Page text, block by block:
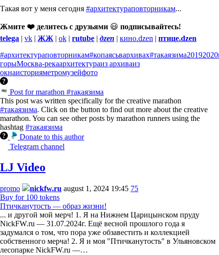
Такая вот у меня сегодня #архитектураповторникам...
Жмите ❤️ делитесь с друзьями 😃 подписывайтесь!
telega | vk | ЖЖ | ok | rutube | дzen | кино.dzen | птице.dzen
#архитектураповторникам#копаясьвархивах#такаязима20192020
горыМосква-рекаархитектураиз архиваиз
окнаисторияметромузейфото
Post for marathon #такаязима
This post was written specifically for the creative marathon
#такаязима. Click on the button to find out more about the creative
marathon. You can see other posts by marathon runners using the
hashtag #такаязима
Donate to this author
Telegram channel
LJ Video
promo nickfw.ru august 1, 2024 19:45 75
Buy for 100 tokens
Птичканутость — образ жизни!
... и другой мой мерч! 1. Я на Нижнем Царицынском пруду
NickFW.ru — 31.07.2024г. Ещё весной прошлого года я
задумался о том, что пора уже обзавестить и коллекцией
собственного мерча! 2. Я и моя "Птичканутость" в Ульяновском
лесопарке NickFW.ru —…